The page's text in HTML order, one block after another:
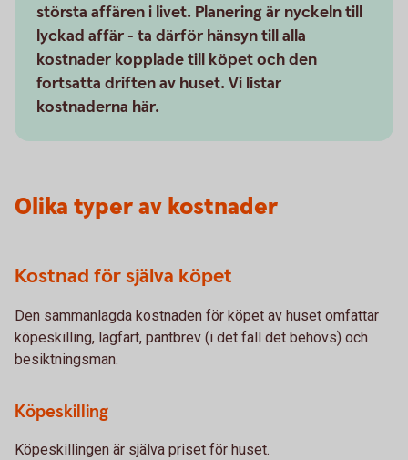
största affären i livet. Planering är nyckeln till
lyckad affär - ta därför hänsyn till alla
kostnader kopplade till köpet och den
fortsatta driften av huset. Vi listar
kostnaderna här.
Olika typer av kostnader
Kostnad för själva köpet
Den sammanlagda kostnaden för köpet av huset omfattar
köpeskilling, lagfart, pantbrev (i det fall det behövs) och
besiktningsman.
Köpeskilling
Köpeskillingen är själva priset för huset.